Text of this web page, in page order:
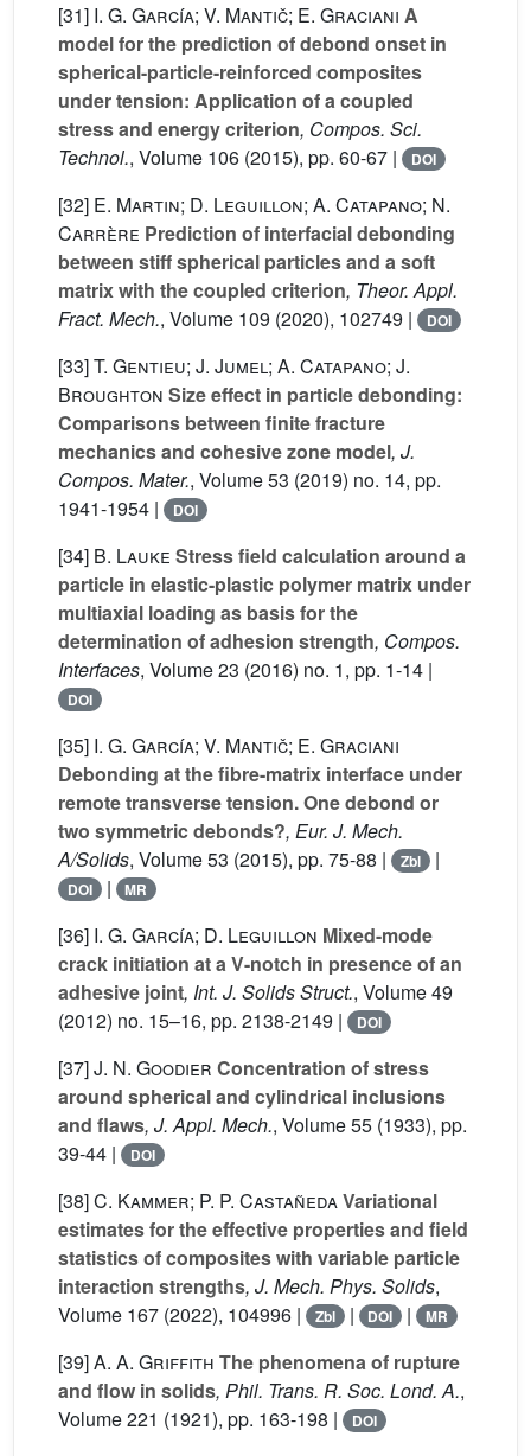
[31] I. G. García; V. Mantič; E. Graciani A
model for the prediction of debond onset in
spherical-particle-reinforced composites
under tension: Application of a coupled
stress and energy criterion, Compos. Sci.
Technol., Volume 106 (2015), pp. 60-67 | DOI
[32] E. Martin; D. Leguillon; A. Catapano; N.
Carrère Prediction of interfacial debonding
between stiff spherical particles and a soft
matrix with the coupled criterion, Theor. Appl.
Fract. Mech., Volume 109 (2020), 102749 | DOI
[33]T. Gentieu; J. Jumel; A. Catapano; J.
Broughton Size effect in particle debonding:
Comparisons between finite fracture
mechanics and cohesive zone model, J.
Compos. Mater., Volume 53 (2019) no. 14, pp.
1941-1954 |
DOI
[34] B. Lauke Stress field calculation around a
particle in elastic-plastic polymer matrix under
multiaxial loading as basis for the
determination of adhesion strength, Compos.
Interfaces, Volume 23 (2016) no. 1, pp. 1-14 |
DOI
[35] I. G. García; V. Mantič; E. Graciani
Debonding at the fibre-matrix interface under
remote transverse tension. One debond or
two symmetric debonds?, Eur. J. Mech.
A/Solids, Volume 53 (2015), pp. 75-88 | Zbl |
DOI | MR
[36] I. G. García; D. Leguillon Mixed-mode
crack initiation at a V-notch in presence of an
adhesive joint, Int. J. Solids Struct., Volume 49
(2012) no. 15–16, pp. 2138-2149 |
DOI
[37]J. N. Goodier Concentration of stress
around spherical and cylindrical inclusions
and flaws, J. Appl. Mech., Volume 55 (1933), pp.
39-44 |
DOI
[38]C. Kammer; P. P. CastañedaVariational
estimates for the effective properties and field
statistics of composites with variable particle
interaction strengths, J. Mech. Phys. Solids,
Volume 167 (2022), 104996 | Zbl | DOI | MR
[39]A. A. Griffith The phenomena of rupture
and flow in solids, Phil. Trans. R. Soc. Lond. A.,
Volume 221 (1921), pp. 163-198 | DOI